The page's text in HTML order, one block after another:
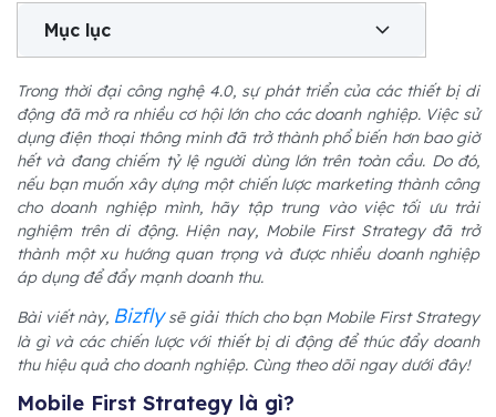
Mục lục
Trong thời đại công nghệ 4.0, sự phát triển của các thiết bị di
động đã mở ra nhiều cơ hội lớn cho các doanh nghiệp. Việc sử
dụng điện thoại thông minh đã trở thành phổ biến hơn bao giờ
hết và đang chiếm tỷ lệ người dùng lớn trên toàn cầu. Do đó,
nếu bạn muốn xây dựng một chiến lược marketing thành công
cho doanh nghiệp mình, hãy tập trung vào việc tối ưu trải
nghiệm trên di động. Hiện nay, Mobile First Strategy đã trở
thành một xu hướng quan trọng và được nhiều doanh nghiệp
áp dụng để đẩy mạnh doanh thu.
Bài viết này, Bizflysẽ giải thích cho bạn Mobile First Strategy
là gì và các chiến lược với thiết bị di động để thúc đẩy doanh
thu hiệu quả cho doanh nghiệp. Cùng theo dõi ngay dưới đây!
Mobile First Strategy là gì?